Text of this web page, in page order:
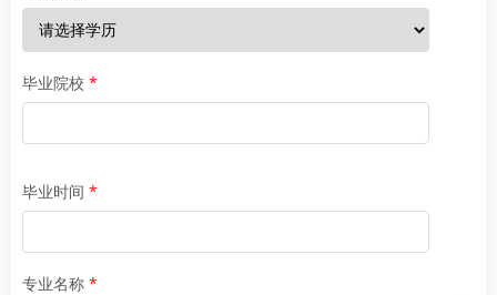
毕业院校
毕业时间
专业名称